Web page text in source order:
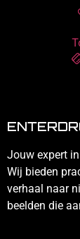
Jouw expert
Wij bieden
verhaal naar
beelden die